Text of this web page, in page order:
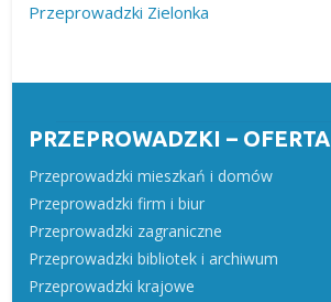
Przeprowadzki Zielonka
PRZEPROWADZKI – OFERTA
Przeprowadzki mieszkań i domów
Przeprowadzki firm i biur
Przeprowadzki zagraniczne
Przeprowadzki bibliotek i archiwum
Przeprowadzki krajowe